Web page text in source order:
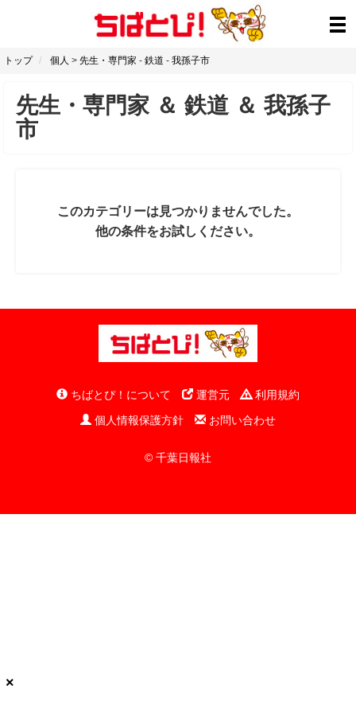
トップ 個人 > 先生・専門家 - 鉄道 - 我孫子市
先生・専門家 ＆ 鉄道 ＆ 我孫子
市
このカテゴリーは見つかりませんでした。
他の条件をお試しください。
ちばとぴ！について 運営元
利用規約
個人情報保護方針
お問い合わせ
© 千葉日報社
×